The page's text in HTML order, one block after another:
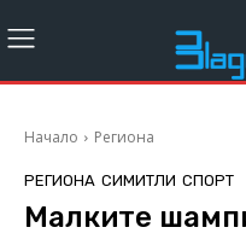
Начало Региона
РЕГИОНА СИМИТЛИ СПОРТ
Малките